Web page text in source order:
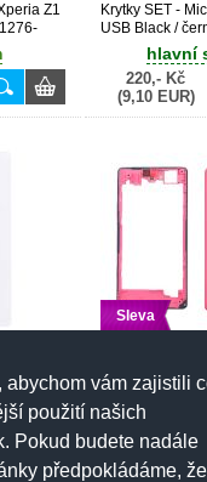
abychom vám zajistili
použití našich
Pokud budete nadále
předpokládáme,
Z1
Krytky SET -
USB Black /
Xperia Z1
1275-0113 -
1275-0106
hlavní
220,- Kč
(9,10 EUR)
Sleva
Středový rám
Z1 Compact /
320,- Kč
(13,30 EUR)
390,- Kč